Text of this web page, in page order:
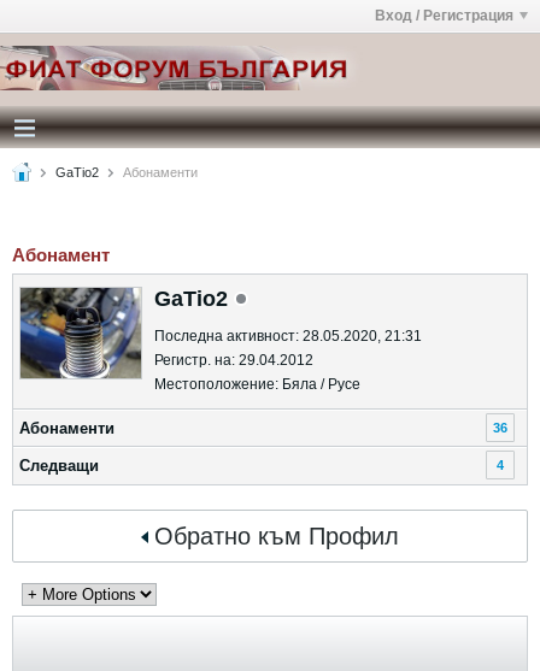
Вход / Регистрация
GaTio2 Абонаменти
Абонамент
GaTio2
Последна активност: 28.05.2020, 21:31
Регистр. на: 29.04.2012
Местоположение: Бяла / Русе
Абонаменти 36
Следващи 4
Обратно към Профил